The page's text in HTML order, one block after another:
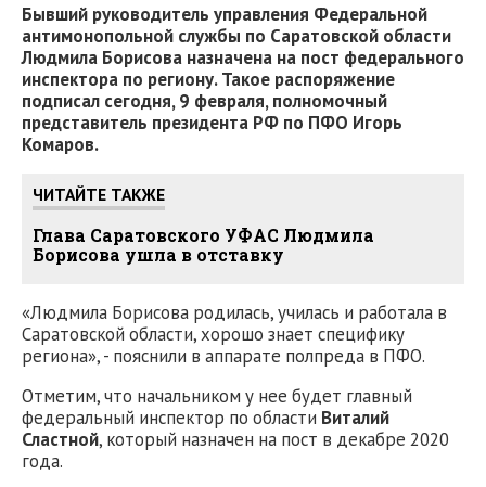
Бывший руководитель управления Федеральной
антимонопольной службы по Саратовской области
Людмила Борисова назначена на пост федерального
инспектора по региону. Такое распоряжение
подписал сегодня, 9 февраля, полномочный
представитель президента РФ по ПФО Игорь
Комаров.
ЧИТАЙТЕ ТАКЖЕ
Глава Саратовского УФАС Людмила
Борисова ушла в отставку
«Людмила Борисова родилась, училась и работала в
Саратовской области, хорошо знает специфику
региона», - пояснили в аппарате полпреда в ПФО.
Отметим, что начальником у нее будет главный
федеральный инспектор по области Виталий
Сластной, который назначен на пост в декабре 2020
года.